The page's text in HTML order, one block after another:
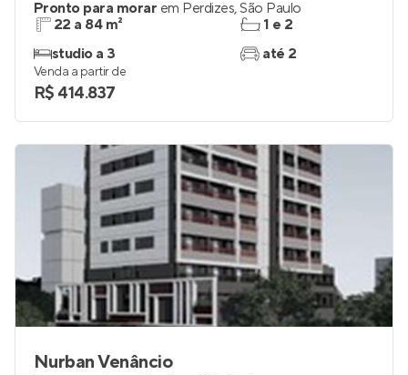
Pronto para morar em Perdizes,São Paulo
22 a 84 m²
studio a 3
1 e 2
até 2
Venda a partir de
R$ 414.837
Nurban Venâncio